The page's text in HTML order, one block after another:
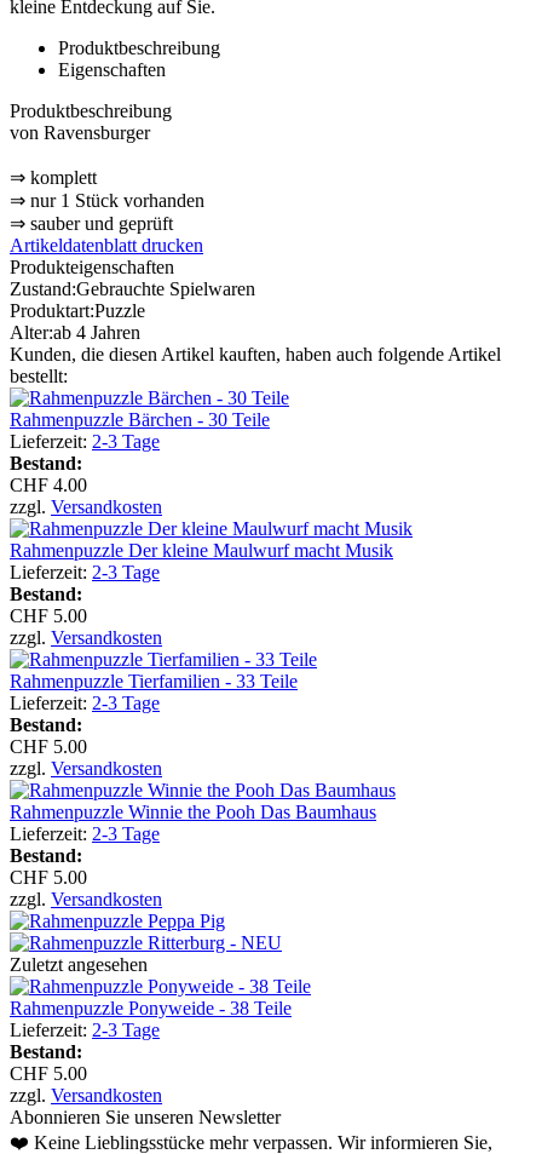
kleine Entdeckung auf Sie.
Produktbeschreibung
Eigenschaften
Produktbeschreibung
von Ravensburger
⇒ komplett
⇒ nur 1 Stück vorhanden
⇒ sauber und geprüft
Artikeldatenblatt drucken
Produkteigenschaften
Zustand:Gebrauchte Spielwaren
Produktart:Puzzle
Alter:ab 4 Jahren
Kunden, die diesen Artikel kauften, haben auch folgende Artikel
bestellt:
Rahmenpuzzle Bärchen - 30 Teile
Lieferzeit: 2-3 Tage
Bestand:
CHF 4.00
zzgl. Versandkosten
Rahmenpuzzle Der kleine Maulwurf macht Musik
Lieferzeit: 2-3 Tage
Bestand:
CHF 5.00
zzgl. Versandkosten
Rahmenpuzzle Tierfamilien - 33 Teile
Lieferzeit: 2-3 Tage
Bestand:
CHF 5.00
zzgl. Versandkosten
Rahmenpuzzle Winnie the Pooh Das Baumhaus
Lieferzeit: 2-3 Tage
Bestand:
CHF 5.00
zzgl. Versandkosten
Zuletzt angesehen
Rahmenpuzzle Ponyweide - 38 Teile
Lieferzeit: 2-3 Tage
Bestand:
CHF 5.00
zzgl. Versandkosten
Abonnieren Sie unseren Newsletter
❤️ Keine Lieblingsstücke mehr verpassen. Wir informieren Sie,